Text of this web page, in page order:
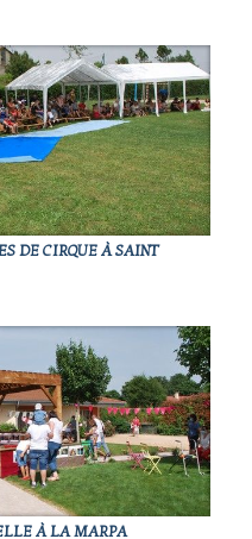
DE CIRQUE À SAINT
À LA MARPA